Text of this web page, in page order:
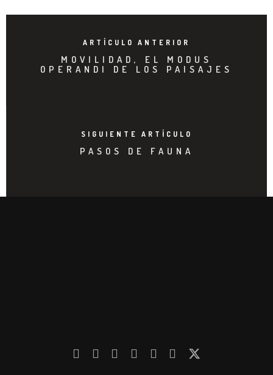
ARTÍCULO ANTERIOR
MOVILIDAD, EL MODUS
OPERANDI DE LOS PAISAJES
SIGUIENTE ARTÍCULO
PASOS DE FAUNA